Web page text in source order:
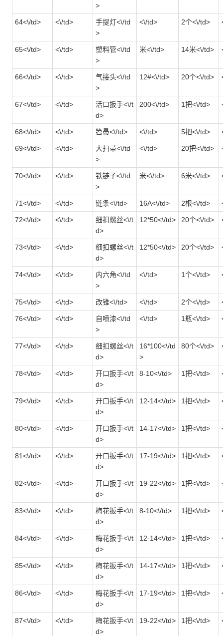
>
64<\/td> <\/td>
手提灯<\/td
>
<\/td> 2个<\/td>
65<\/td> <\/td>
塑料管<\/td
>
米<\/td> 14米<\/td>
66<\/td> <\/td>
气接头<\/td
>
12#<\/td> 20个<\/td>
67<\/td> <\/td>
活口扳手<\/t
d>
200<\/td> 1把<\/td>
68<\/td> <\/td> 笤帚<\/td> <\/td> 5把<\/td>
69<\/td> <\/td>
大扫帚<\/td
>
<\/td> 20把<\/td>
70<\/td> <\/td>
铁链子<\/td
>
米<\/td> 6米<\/td>
71<\/td> <\/td> 链条<\/td> 16A<\/td> 2根<\/td>
72<\/td> <\/td>
细扣螺丝<\/t
d>
12*50<\/td> 20个<\/td>
73<\/td> <\/td>
细扣螺丝<\/t
d>
12*50<\/td> 20个<\/td>
74<\/td> <\/td>
内六角<\/td
>
<\/td> 1个<\/td>
75<\/td> <\/td> 改锥<\/td> <\/td> 2个<\/td>
76<\/td> <\/td>
自喷漆<\/td
>
<\/td> 1瓶<\/td>
77<\/td> <\/td>
细扣螺丝<\/t
d>
16*100<\/td
>
80个<\/td>
78<\/td> <\/td>
开口扳手<\/t
d>
8-10<\/td> 1把<\/td>
79<\/td> <\/td>
开口扳手<\/t
d>
12-14<\/td> 1把<\/td>
80<\/td> <\/td>
开口扳手<\/t
d>
14-17<\/td> 1把<\/td>
81<\/td> <\/td>
开口扳手<\/t
d>
17-19<\/td> 1把<\/td>
82<\/td> <\/td>
开口扳手<\/t
d>
19-22<\/td> 1把<\/td>
83<\/td> <\/td>
梅花扳手<\/t
d>
8-10<\/td> 1把<\/td>
84<\/td> <\/td>
梅花扳手<\/t
d>
12-14<\/td> 1把<\/td>
85<\/td> <\/td>
梅花扳手<\/t
d>
14-17<\/td> 1把<\/td>
86<\/td> <\/td>
梅花扳手<\/t
d>
17-19<\/td> 1把<\/td>
87<\/td> <\/td>
梅花扳手<\/t
d>
19-22<\/td> 1把<\/td>